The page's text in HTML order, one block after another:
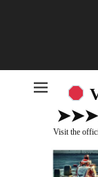
Visit the